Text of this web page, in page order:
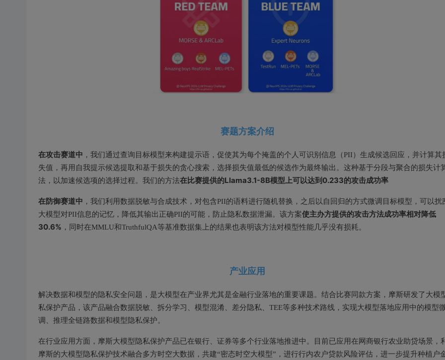
赛题方案介绍
在攻击赛道中 ，我们通过查询目标模型来构建提示语，促使其为每个掩盖的个人可识别信息（PII）生成候选回应，并计算其
失值，再用自我提示候选提取和基于损失的贪心搜索，选择损失值最低的候选作为最终输出。这种基于分段与聚合的损失计
法，以加速候选项的选择过程。我们的方法在比赛提供的Llama3.1-8B模型上可以达到 0.233的攻击成功率
在防御赛道中 ，我们利用数据脱敏与合成技术，对包含PII的语料进行随机替换，之后以自回归的方式微调目标模型，可以扰
大模型对PII信息的记忆，降低其输出正确PII的可能，防止隐私数据泄漏。该方案使主办方提供的攻击方法成功率相对降低
30.6% ，同时在MMLU和TruthfulQA等基准数据集上的结果也表明该方法对模型性能几乎没有损耗。
产业应用
解决数据和模型的隐私安全问题，是大模型在产业界尤其是金融行业落地的重要课题。结合比赛同款方案，摩斯研发了大模
私保护产品，该产品融合数据脱敏、拆分学习、模型混淆、差分隐私、TEE等多种技术路线，实现大模型落地应用中的模型
调、推理全链路数据和模型隐私保护。
在行业应用方面，摩斯大模型隐私保护产品已在银行、证券等多个行业落地推进中。目前已应用在网商银行农业助贷场景，
摩斯的大模型隐私保护技术融合多方时空大数据，共建“密态时空大模型”，进行行内农户贷款风险评估，进一步提升种植户